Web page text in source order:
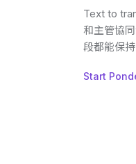
Text to
和主管協
段都能保
Start